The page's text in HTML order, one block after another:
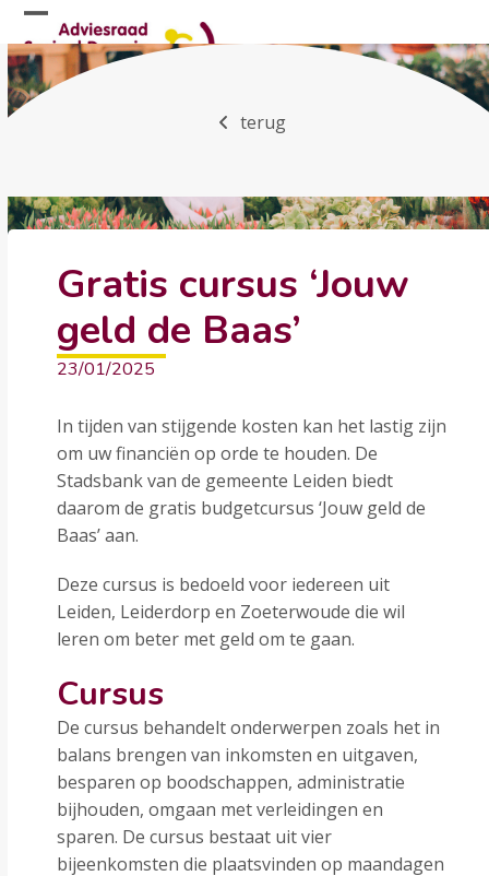
Skip
to
content
Open
mobile
menu
Close
mobile
menu
terug
Gratis cursus ‘Jouw
geld de Baas’
23/01/2025
In tijden van stijgende kosten kan het lastig zijn
om uw financiën op orde te houden. De
Stadsbank van de gemeente Leiden biedt
daarom de gratis budgetcursus ‘Jouw geld de
Baas’ aan.
Deze cursus is bedoeld voor iedereen uit
Leiden, Leiderdorp en Zoeterwoude die wil
leren om beter met geld om te gaan.
Cursus
De cursus behandelt onderwerpen zoals het in
balans brengen van inkomsten en uitgaven,
besparen op boodschappen, administratie
bijhouden, omgaan met verleidingen en
sparen. De cursus bestaat uit vier
bijeenkomsten die plaatsvinden op maandagen